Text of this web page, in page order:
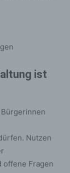
ist
Nutzen
offene Fragen